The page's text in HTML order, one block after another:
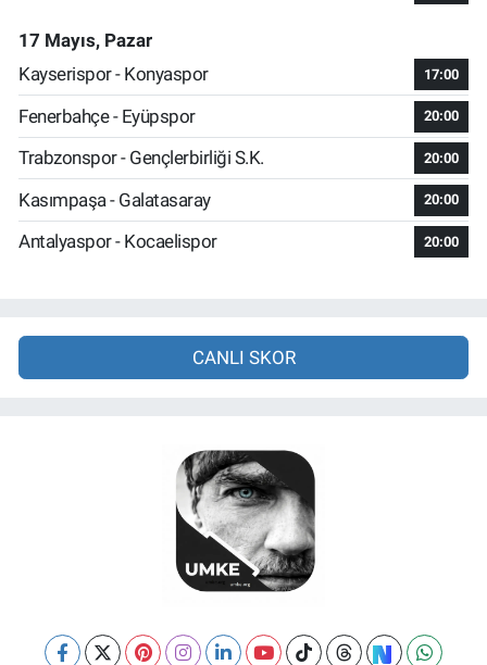
17 Mayıs, Pazar
Kayserispor - Konyaspor
17:00
Fenerbahçe - Eyüpspor 20:00
Trabzonspor - Gençlerbirliği S.K. 20:00
Kasımpaşa - Galatasaray 20:00
Antalyaspor - Kocaelispor 20:00
CANLI SKOR